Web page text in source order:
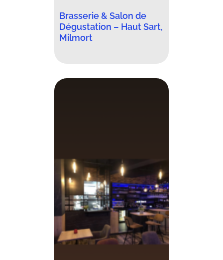
Brasserie & Salon de
Dégustation – Haut Sart,
Milmort